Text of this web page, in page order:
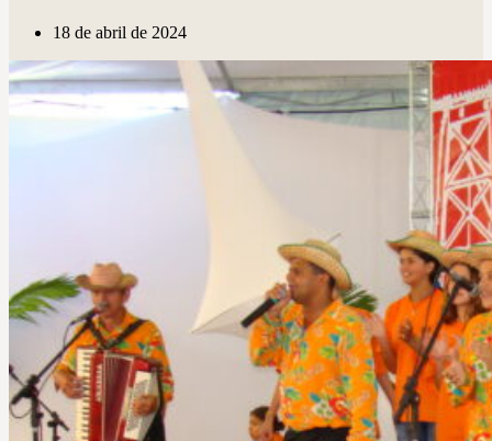
18 de abril de 2024